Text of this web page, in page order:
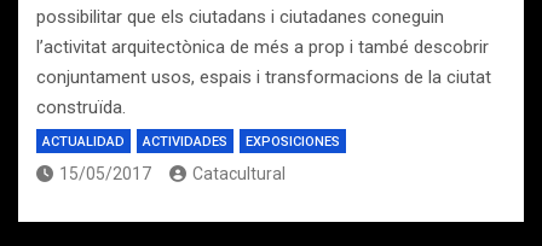
possibilitar que els ciutadans i ciutadanes coneguin
l’activitat arquitectònica de més a prop i també descobrir
conjuntament usos, espais i transformacions de la ciutat
construïda.
ACTUALIDAD ACTIVIDADES EXPOSICIONES
15/05/2017 Catacultural